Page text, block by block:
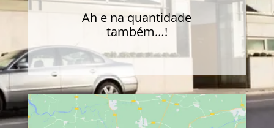
Ah e na quantidade
também…!